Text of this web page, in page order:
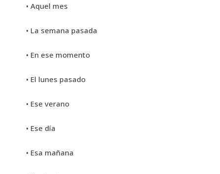
• Aquel mes
• La semana pasada
• En ese momento
• El lunes pasado
• Ese verano
• Ese día
• Esa mañana